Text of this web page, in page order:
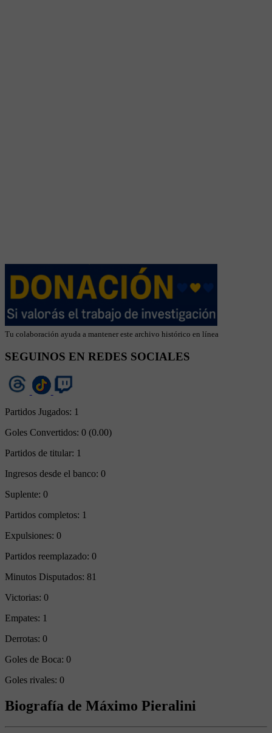
Tu colaboración ayuda a mantener este archivo histórico en línea
SEGUINOS EN REDES SOCIALES
Partidos Jugados: 1
Goles Convertidos: 0 (0.00)
Partidos de titular: 1
Ingresos desde el banco: 0
Suplente: 0
Partidos completos: 1
Expulsiones: 0
Partidos reemplazado: 0
Minutos Disputados: 81
Victorias: 0
Empates: 1
Derrotas: 0
Goles de Boca: 0
Goles rivales: 0
Biografía de Máximo Pieralini